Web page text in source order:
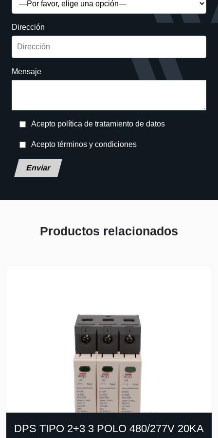
Dirección
Mensaje
Acepto política de tratamiento de datos
Acepto términos y condiciones
Deja este campo en blanco, por favor.
Productos relacionados
DPS TIPO 2+3 3 POLO 480/277V 20KA